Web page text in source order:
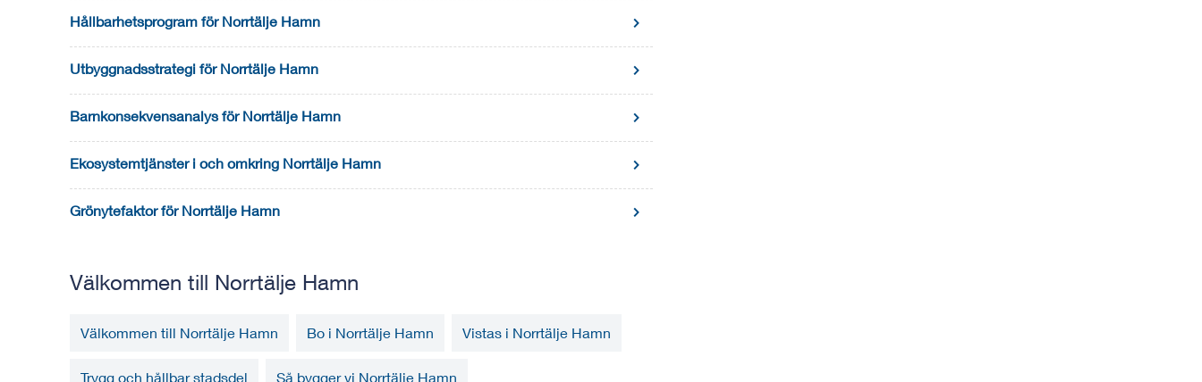
Hållbarhetsprogram för Norrtälje Hamn
Utbyggnadsstrategi för Norrtälje Hamn
Barnkonsekvensanalys för Norrtälje Hamn
Ekosystemtjänster i och omkring Norrtälje Hamn
Grönytefaktor för Norrtälje Hamn
Välkommen till Norrtälje Hamn
Välkommen till Norrtälje Hamn Bo i Norrtälje Hamn Vistas i Norrtälje Hamn
Trygg och hållbar stadsdel Så bygger vi Norrtälje Hamn